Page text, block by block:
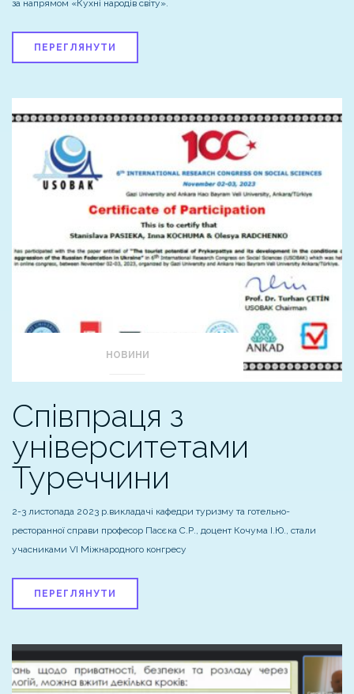
за напрямом «Кухні народів світу».
ПЕРЕГЛЯНУТИ
НОВИНИ
Співпраця з
університетами
Туреччини
2-3 листопада 2023 р.викладачі кафедри туризму та готельно-
ресторанної справи професор Пасєка С.Р., доцент Кочума І.Ю., стали
учасниками VI Міжнародного конгресу
ПЕРЕГЛЯНУТИ